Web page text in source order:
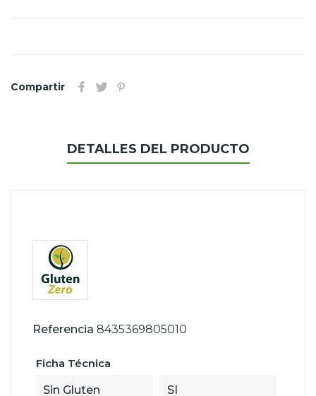
Compartir
DETALLES DEL PRODUCTO
Referencia 8435369805010
Ficha Técnica
Sin Gluten
SI